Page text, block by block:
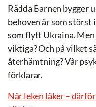
Rädda Barnen bygger
behoven är som störst
som flytt Ukraina. Men
viktiga? Och på vilket
återhämtning? Vår
förklarar.
När leken läker –